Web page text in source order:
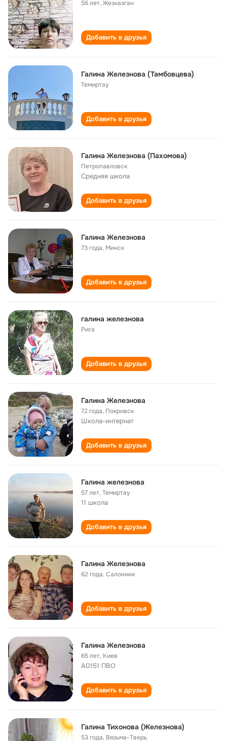
56 лет,Жезказган
Добавить в друзья
Галина Железнова (Тамбовцева)
Темиртау
Добавить в друзья
Галина Железнова (Пахомова)
Петропавловск
Средняя школа
Добавить в друзья
Галина Железнова
73 года, Минск
Добавить в друзья
галина железнова
Рига
Добавить в друзья
Галина Железнова
72 года, Покровск
Школа-интернат
Добавить в друзья
Галина железнова
57 лет,Темиртау
11 школа
Добавить в друзья
Галина Железнова
62 года,Салоники
Добавить в друзья
Галина Железнова
65 лет, Киев
А0151 ПВО
Добавить в друзья
Галина Тихонова (Железнова)
53 года, Вязьма-Тверь